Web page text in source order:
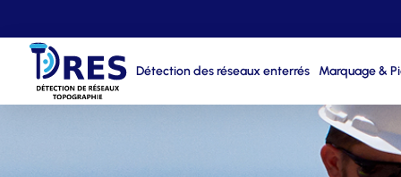
Détection des réseaux enterrés Marquage &